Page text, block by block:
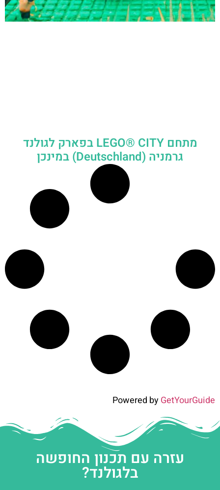
מתחם LEGO® CITY בפארק לגולנד
גרמניה (Deutschland) במינכן
Powered byGetYourGuide
עזרה עם תכנון החופשה
בלגולנד?